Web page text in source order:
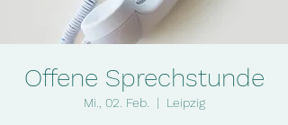
Offene Sprechstunde
Mi., 02. Feb.
  |
Leipzig